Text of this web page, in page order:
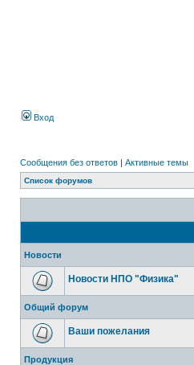
Вход
Сообщения без ответов | Активные темы
Список форумов
Новости
Новости НПО "Физика"
Общий форум
Ваши пожелания
Продукция